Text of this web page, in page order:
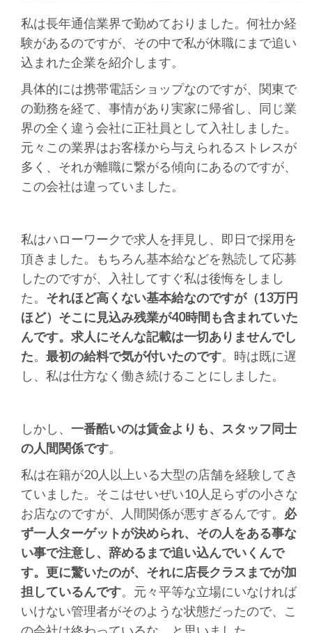
私は長年通信業界で勤めておりました。何社か経
験があるのですが、その中で私が休職にまで追い
込まれた企業を紹介します。
具体的には携帯電話ショップなのですが、関東で
の勤務を経て、事情があり実家に帰省し、同じ業
界の全く違う会社に正社員として入社しました。
元々この業界はお客様から与えられるストレスが
多く、それが離職に繋がる傾向にあるのですが、
この会社は違っていました。
私はハローワークで求人を拝見し、即日で採用を
頂きました。もちろん基本給などを熟読して応募
したのですが、入社してすぐ私は後悔をしまし
た。 それほど高くない基本給なのですが（13万円
ほど）そこに見込み残業が40時間も含まれていた
んです。求人にそんな記載は一切ありませんでし
た。 最初の給料で気が付いたのです。時は既に遅
し、私は仕方なく働き続けることにしました。
しかし、 一番酷いのは賃金よりも、スタッフ同士
の人間関係です。
私は在籍が20人以上いる大型の店舗を経験してき
ていました。そこはせいぜい10人足らずの小さな
お店なのですが、人間関係が悪すぎるんです。 必
ず一人ターゲットが決められ、その人をある事な
い事で注意し、辞めるまで追い込んでいくんで
す。更に驚いたのが、それに店長クラスまでが加
担しているんです。元々平等な立場にいなければ
いけない管理者がそのような状態だったので、こ